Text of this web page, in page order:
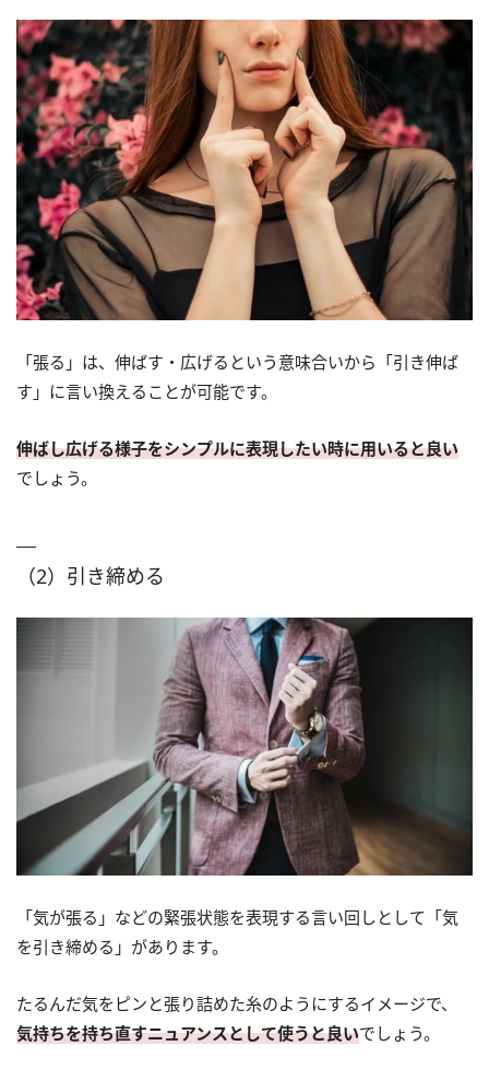
「張る」は、伸ばす・広げるという意味合いから「引き伸ば
す」に言い換えることが可能です。
伸ばし広げる様子をシンプルに表現したい時に用いると良い
でしょう。
（2）引き締める
「気が張る」などの緊張状態を表現する言い回しとして「気
を引き締める」があります。
たるんだ気をピンと張り詰めた糸のようにするイメージで、
気持ちを持ち直すニュアンスとして使うと良いでしょう。